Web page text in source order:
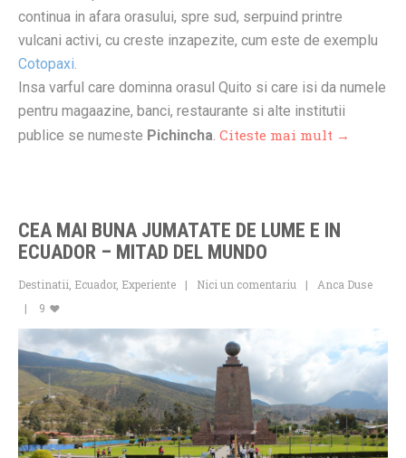
continua in afara orasului, spre sud, serpuind printre
vulcani activi, cu creste inzapezite, cum este de exemplu
Cotopaxi.
Insa varful care dominna orasul Quito si care isi da numele
pentru magaazine, banci, restaurante si alte institutii
publice se numeste Pichincha. Citeste mai mult →
CEA MAI BUNA JUMATATE DE LUME E IN
ECUADOR – MITAD DEL MUNDO
Destinatii Ecuador, Experiente Nici un comentariu
Anca Duse
9